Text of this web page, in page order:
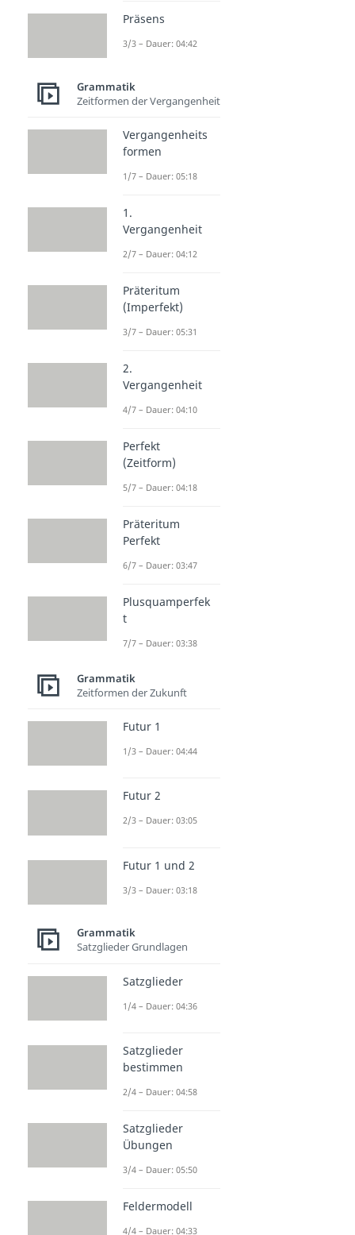
Präsens
3/3 – Dauer: 04:42
Grammatik
Zeitformen der Vergangenheit
Vergangenheits
formen
1/7 – Dauer: 05:18
1.
Vergangenheit
2/7 – Dauer: 04:12
Präteritum
(Imperfekt)
3/7 – Dauer: 05:31
2.
Vergangenheit
4/7 – Dauer: 04:10
Perfekt
(Zeitform)
5/7 – Dauer: 04:18
Präteritum
Perfekt
6/7 – Dauer: 03:47
Plusquamperfek
t
7/7 – Dauer: 03:38
Grammatik
Zeitformen der Zukunft
Futur 1
1/3 – Dauer: 04:44
Futur 2
2/3 – Dauer: 03:05
Futur 1 und 2
3/3 – Dauer: 03:18
Grammatik
Satzglieder Grundlagen
Satzglieder
1/4 – Dauer: 04:36
Satzglieder
bestimmen
2/4 – Dauer: 04:58
Satzglieder
Übungen
3/4 – Dauer: 05:50
Feldermodell
4/4 – Dauer: 04:33